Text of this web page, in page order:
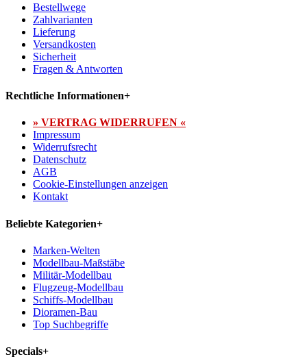
Bestellwege
Zahlvarianten
Lieferung
Versandkosten
Sicherheit
Fragen & Antworten
Rechtliche Informationen+
» VERTRAG WIDERRUFEN «
Impressum
Widerrufsrecht
Datenschutz
AGB
Cookie-Einstellungen anzeigen
Kontakt
Beliebte Kategorien+
Marken-Welten
Modellbau-Maßstäbe
Militär-Modellbau
Flugzeug-Modellbau
Schiffs-Modellbau
Dioramen-Bau
Top Suchbegriffe
Specials+